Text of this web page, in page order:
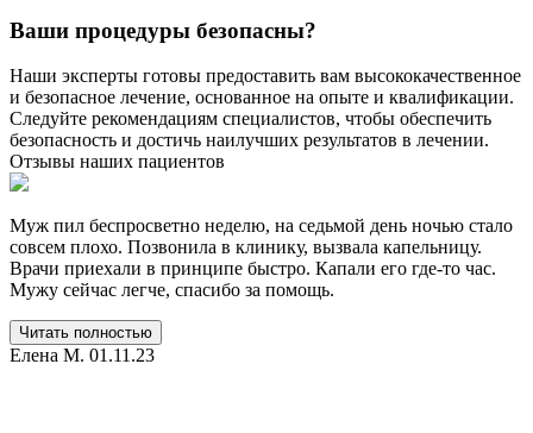
Ваши процедуры безопасны?
Наши эксперты готовы предоставить вам высококачественное
и безопасное лечение, основанное на опыте и квалификации.
Следуйте рекомендациям специалистов, чтобы обеспечить
безопасность и достичь наилучших результатов в лечении.
Отзывы наших пациентов
Муж пил беспросветно неделю, на седьмой день ночью стало
совсем плохо. Позвонила в клинику, вызвала капельницу.
Врачи приехали в принципе быстро. Капали его где-то час.
Мужу сейчас легче, спасибо за помощь.
Читать полностью
Елена М. 01.11.23